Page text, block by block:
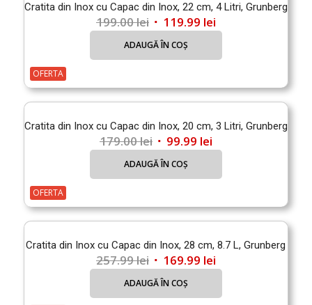
Cratita din Inox cu Capac din Inox, 22 cm, 4 Litri, Grunberg
199.00lei Prețul
inițial
199.00 lei.
119.99 leiPrețul
curent
este:
ADAUGĂ ÎN COȘ
OFERTA
Cratita din Inox cu Capac din Inox, 20 cm, 3 Litri, Grunberg
179.00lei Prețul
inițial
179.00 lei.
99.99 leiPrețul
curent
este:
ADAUGĂ ÎN COȘ
OFERTA
Cratita din Inox cu Capac din Inox, 28 cm, 8.7 L, Grunberg
257.99lei Prețul
inițial
169.99 leiPrețul
curent
este:
ADAUGĂ ÎN COȘ